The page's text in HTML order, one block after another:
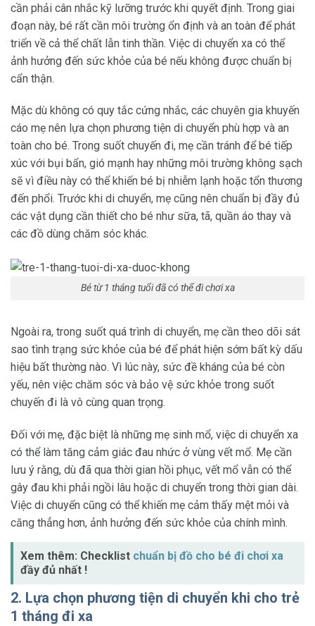
cần phải cân nhắc kỹ lưỡng trước khi quyết định. Trong giai
đoạn này, bé rất cần môi trường ổn định và an toàn để phát
triển về cả thể chất lẫn tinh thần. Việc di chuyển xa có thể
ảnh hưởng đến sức khỏe của bé nếu không được chuẩn bị
cẩn thận.
Mặc dù không có quy tắc cứng nhắc, các chuyên gia khuyến
cáo mẹ nên lựa chọn phương tiện di chuyển phù hợp và an
toàn cho bé. Trong suốt chuyến đi, mẹ cần tránh để bé tiếp
xúc với bụi bẩn, gió mạnh hay những môi trường không sạch
sẽ vì điều này có thể khiến bé bị nhiễm lạnh hoặc tổn thương
đến phổi. Trước khi di chuyển, mẹ cũng nên chuẩn bị đầy đủ
các vật dụng cần thiết cho bé như sữa, tã, quần áo thay và
các đồ dùng chăm sóc khác.
Bé từ 1 tháng tuổi đã có thể đi chơi xa
Ngoài ra, trong suốt quá trình di chuyển, mẹ cần theo dõi sát
sao tình trạng sức khỏe của bé để phát hiện sớm bất kỳ dấu
hiệu bất thường nào. Vì lúc này, sức đề kháng của bé còn
yếu, nên việc chăm sóc và bảo vệ sức khỏe trong suốt
chuyến đi là vô cùng quan trọng.
Đối với mẹ, đặc biệt là những mẹ sinh mổ, việc di chuyển xa
có thể làm tăng cảm giác đau nhức ở vùng vết mổ. Mẹ cần
lưu ý rằng, dù đã qua thời gian hồi phục, vết mổ vẫn có thể
gây đau khi phải ngồi lâu hoặc di chuyển trong thời gian dài.
Việc di chuyển cũng có thể khiến mẹ cảm thấy mệt mỏi và
căng thẳng hơn, ảnh hưởng đến sức khỏe của chính mình.
Xem thêm: Checklist chuẩn bị đồ cho bé đi chơi xa
đầy đủ nhất !
2. Lựa chọn phương tiện di chuyển khi cho trẻ
1 tháng đi xa